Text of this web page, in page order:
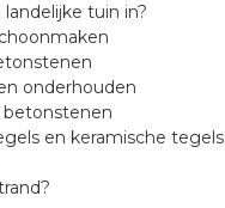
tuin in?
onderhouden
betonstenen
en keramische tegels